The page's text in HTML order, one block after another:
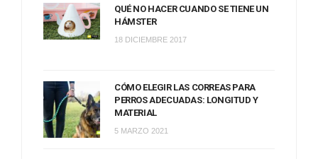
QUÉ NO HACER CUANDO SE TIENE UN
HÁMSTER
18 DICIEMBRE 2017
CÓMO ELEGIR LAS CORREAS PARA
PERROS ADECUADAS: LONGITUD Y
MATERIAL
5 MARZO 2021